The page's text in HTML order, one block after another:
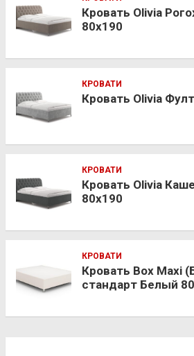
Кровать Olivia
80х190
КРОВАТИ
Кровать Olivia
КРОВАТИ
Кровать Olivia
80х190
КРОВАТИ
Кровать Box Maxi
стандарт Белый